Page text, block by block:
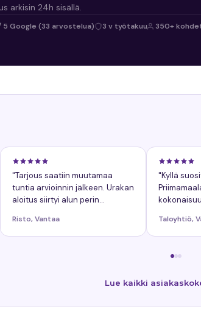
arkisin 24h sisällä.
5 Google (33 arvostelua) 3 v työtakuu 350+
"Tarjous saatiin muutamaa
tuntia arvioinnin jälkeen. Urakan
aloitus siirtyi alun perin
siitä oli ollut etukäteen
tiedossa."
Risto, Vantaa
"Kyllä
Napea ja
mukavat
Taloyhtiö,
Lue kaikki